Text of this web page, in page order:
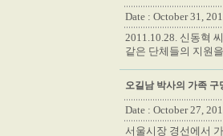
Date : October 31,
2011.10.28. 신동혁
같은 단체들의 지원
오길남 박사의 가족 구
Date : October 27,
서울시장 경선에서